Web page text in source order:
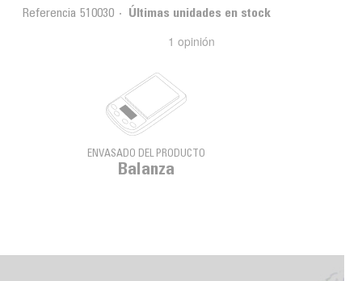
Referencia 510030 Últimas unidades en stock
ENVASADO DEL PRODUCTO
Balanza